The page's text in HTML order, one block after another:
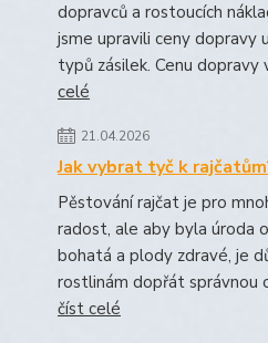
dopravců a rostoucích
jsme upravili ceny dopravy
typů zásilek. Cenu dopravy
celé
21.04.2026
Jak vybrat tyč k
Pěstování rajčat je pro
radost, ale aby byla úroda
bohatá a plody zdravé, je
rostlinám dopřát správnou
číst celé